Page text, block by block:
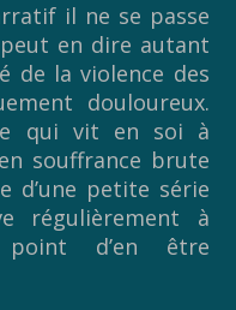
il ne se passe
en dire autant
de la violence des
douloureux.
qui vit en soi à
souffrance brute
d’une petite série
régulièrement à
d’en être